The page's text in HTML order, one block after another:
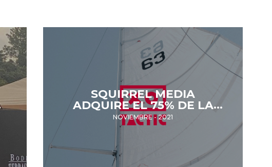
SQUIRREL MEDIA
ADQUIRE EL 75% DE LA
PRODUCTORA
AUDIOVISUAL TACTIC,
SECTOR NÁUTICO
NOVIEMBRE - 2021